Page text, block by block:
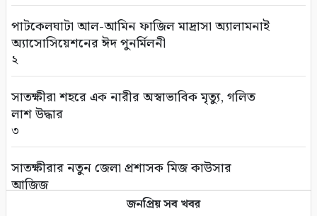
কলারোয়ার জয়নগরে সরকারি গাছ আত্মসাতের চেষ্টা,
এলাকাবাসীর বাধার মুখে পন্ড
৬
আশাশুনিতে পৃথক অভিযানে ৩ আসামি গ্রেপ্তার
৭
ভোমরা বন্দর দিয়ে দুই দিনে এলো ৭১২ মেট্রিক টন
কাঁচা মরিচ
৮
পাটকেলঘাটা আল-আমিন ফাজিল মাদ্রাসা অ্যালামনাই
অ্যাসোসিয়েশনের ঈদ পুনর্মিলনী
২
সাতক্ষীরা শহরে এক নারীর অস্বাভাবিক মৃত্যু, গলিত
লাশ উদ্ধার
৩
সাতক্ষীরার নতুন জেলা প্রশাসক মিজ কাউসার
আজিজ
জনপ্রিয় সব খবর